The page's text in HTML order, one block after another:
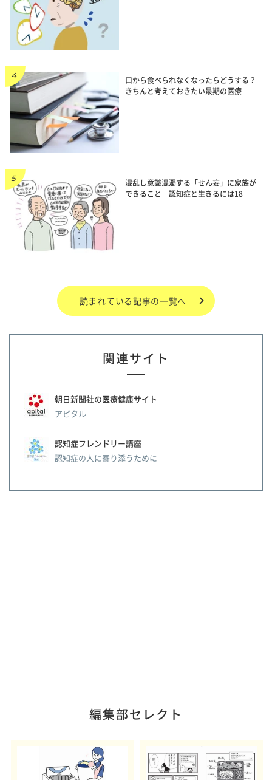
口から食べられなくなったらどうする？
きちんと考えておきたい最期の医療
混乱し意識混濁する「せん妄」に家族が
できること 認知症と生きるには18
読まれている記事の一覧へ
関連サイト
朝日新聞社の医療健康サイト
アピタル
認知症フレンドリー講座
認知症の人に寄り添うために
編集部セレクト